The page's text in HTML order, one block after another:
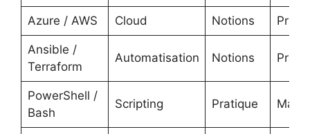
Azure / AWS Cloud Notions
Ansible /
Terraform
Automatisation Notions
PowerShell /
Bash
Scripting Pratique